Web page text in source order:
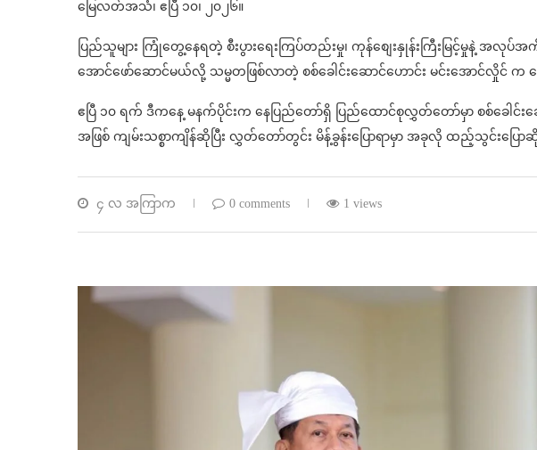
မြေလတ်အသံ၊ ဧပြီ ၁၀၊ ၂၀၂၆။
ပြည်သူများ ကြုံတွေ့နေရတဲ့ စီးပွားရေးကြပ်တည်းမှု၊ ကုန်စျေးနှုန်းကြီးမြင့်မှုနဲ့
အောင်ဖော်ဆောင်မယ်လို့ သမ္မတဖြစ်လာတဲ့ စစ်ခေါင်းဆောင်ဟောင်း မင်းအောင်လှိုင် က
ဧပြီ ၁၀ ရက် ဒီကနေ့ မနက်ပိုင်းက နေပြည်တော်ရှိ ပြည်ထောင်စုလွှတ်တော်မှာ စစ်ခေါင်း
အဖြစ် ကျမ်းသစ္စာကျိန်ဆိုပြီး လွှတ်တော်တွင်း မိန့်ခွန်းပြောရာမှာ အခုလို ထည့်သွင်းပြေ
၄ လ အကြာက 0 comments 1 views